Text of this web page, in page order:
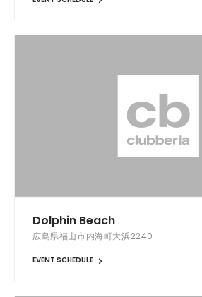
Dolphin Beach
広島県福山市内海町大浜2240
EVENT SCHEDULE